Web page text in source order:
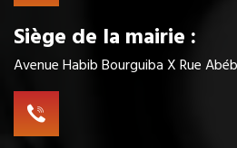
Siège de la mairie :
Avenue Habib Bourguiba X Rue